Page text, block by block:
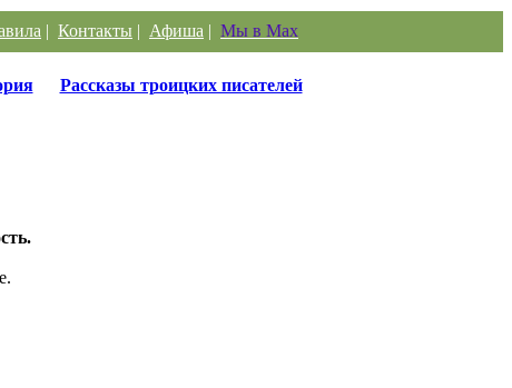
| Контакты | Афиша | Мы в Max
Рассказы троицких писателей